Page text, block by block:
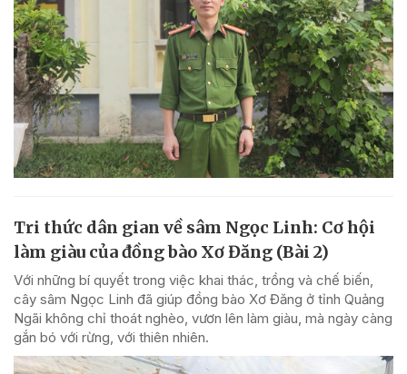
Tri thức dân gian về sâm Ngọc Linh: Cơ hội
làm giàu của đồng bào Xơ Đăng (Bài 2)
Với những bí quyết trong việc khai thác, trồng và chế biến,
cây sâm Ngọc Linh đã giúp đồng bào Xơ Đăng ở tỉnh Quảng
Ngãi không chỉ thoát nghèo, vươn lên làm giàu, mà ngày càng
gắn bó với rừng, với thiên nhiên.